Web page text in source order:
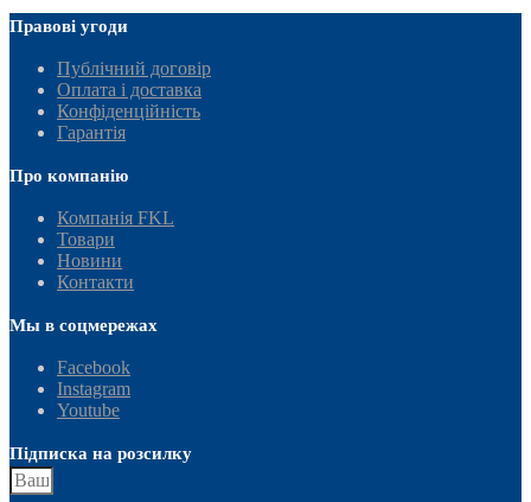
Правові угоди
Публічний договір
Оплата і доставка
Конфіденційність
Гарантія
Про компанію
Компанія FKL
Товари
Новини
Контакти
Мы в соцмережах
Facebook
Instagram
Youtube
Підписка на розсилку